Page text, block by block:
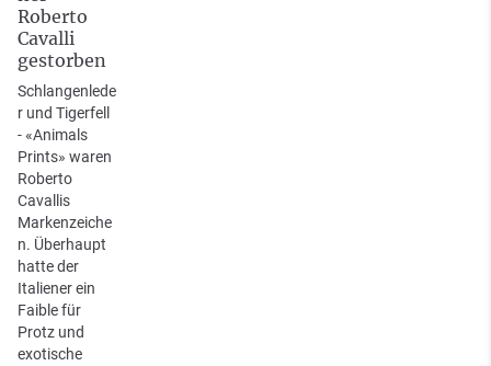
Roberto
Cavalli
gestorben
Schlangenlede
r und Tigerfell
- «Animals
Prints» waren
Roberto
Cavallis
Markenzeiche
n. Überhaupt
hatte der
Italiener ein
Faible für
Protz und
exotische